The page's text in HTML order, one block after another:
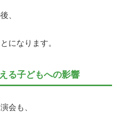
、
になります。
る子どもへの影響
会も、